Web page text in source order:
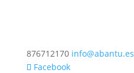
876712170 info@abantu.es
Facebook